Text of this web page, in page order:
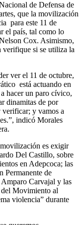
de Defensa de
que la movilización
para este 11 de
el país, tal como lo
Cox. Asimismo,
verifique si se utiliza la
ver el 11 de octubre,
está actuando en
hacer un paro cívico,
dinamitas de por
y vamos a
indicó Morales
es exigir
Del Castillo, sobre
en Adepcoca; las
Permanente de
Carvajal y las
del Movimiento al
violencia” durante